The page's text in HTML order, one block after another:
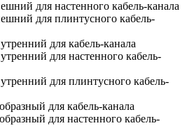
для настенного кабель-канала
для плинтусного кабель-
для кабель-канала
для настенного кабель-
для плинтусного кабель-
для кабель-канала
для настенного кабель-